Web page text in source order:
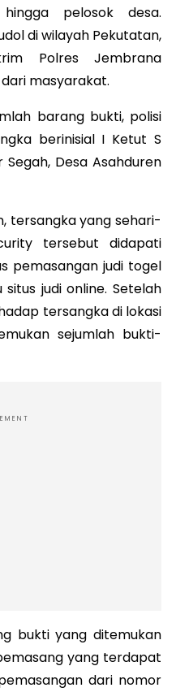
pelosok desa.
di wilayah Pekutatan,
Polres Jembrana
masyarakat.
barang bukti, polisi
berinisial I Ketut S
Desa Asahduren
tersangka yang sehari-
tersebut didapati
pemasangan judi togel
judi online. Setelah
tersangka di lokasi
sejumlah bukti-
bukti yang ditemukan
yang terdapat
dari nomor